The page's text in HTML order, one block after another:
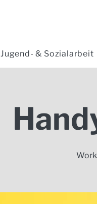
Jugend- & Sozialarbeit